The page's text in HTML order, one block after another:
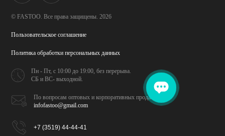
© FASTOO. Все права защищены. 2026
Пользовательское соглашение
Политика обработкиперсональных данных
Пн - Пт, с 10:00 до 19:00,без перерыва.
СБ и ВС- выходной.
По вопросам оптовых икорпоративных продаж
infofastoo@gmail.com
+7 (3519) 44-44-41